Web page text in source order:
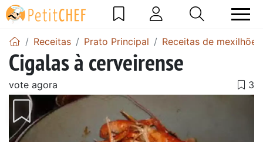
Receitas Prato Principal Receitas de mexilhões
Cigalas à cerveirense
vote agora